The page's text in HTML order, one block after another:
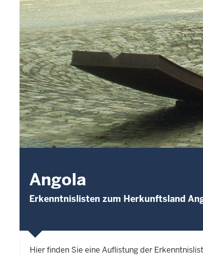
Angola
Erkenntnislisten zum Herkunftsland
Hier finden Sie eine Auflistung der